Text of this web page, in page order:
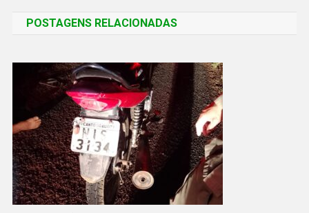
POSTAGENS RELACIONADAS